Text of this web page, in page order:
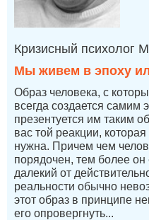
Кризисный психолог
Мы живем в эпоху
Образ человека, с
всегда создается самим
презентуется им таким
вас той реакции,
нужна. Причем чем
порядочен, тем более он
далекий от
реальности обычно
этот образ в принципе
его опровергнуть...